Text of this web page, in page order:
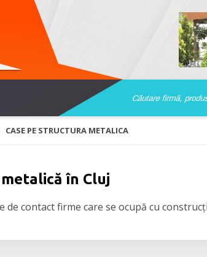
CASE PE STRUCTURA METALICA
în Cluj
contact firme care se ocupă cu